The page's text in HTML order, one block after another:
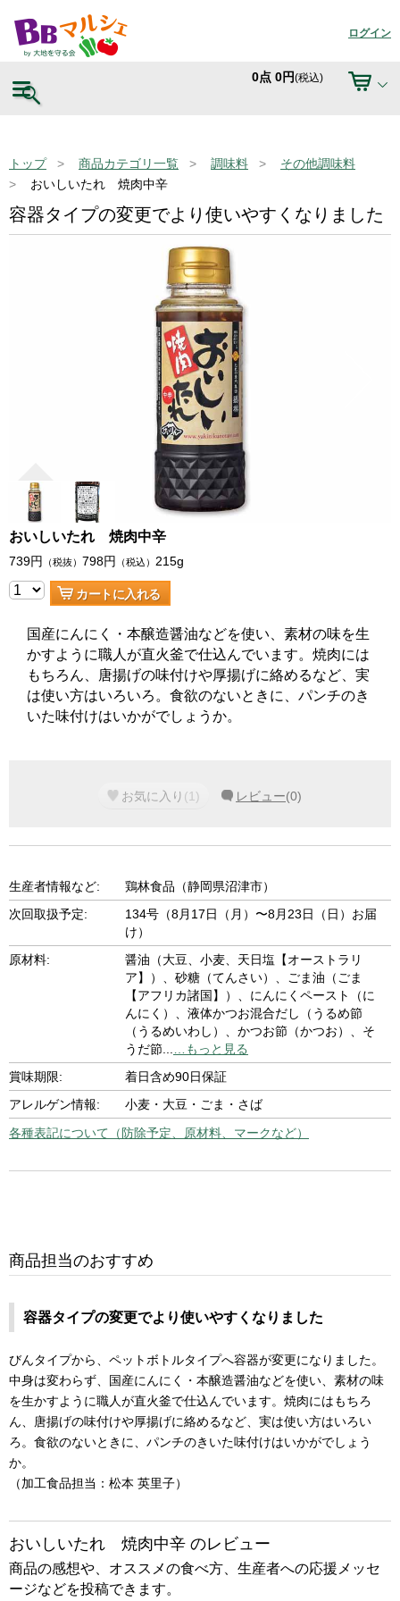
ログイン
0点 0円(税込)
トップ 商品カテゴリ一覧 調味料
その他調味料
おいしいたれ 焼肉中辛
容器タイプの変更でより使いやすくなりました
おいしいたれ 焼肉中辛
739円 （税抜） 798円 （税込） 215g
カートに入れる
国産にんにく・本醸造醤油などを使い、素材の味を生
かすように職人が直火釜で仕込んでいます。焼肉には
もちろん、唐揚げの味付けや厚揚げに絡めるなど、実
は使い方はいろいろ。食欲のないときに、パンチのき
いた味付けはいかがでしょうか。
お気に入り (1 ) レビュー(0)
生産者情報など:
鶏林食品（静岡県沼津市）
次回取扱予定:
134号（8月17日（月）〜8月23日（日）お届
け）
原材料:
醤油（大豆、小麦、天日塩【オーストラリ
ア】）、砂糖（てんさい）、ごま油（ごま
【アフリカ諸国】）、にんにくペースト（に
んにく）、液体かつお混合だし（うるめ節
（うるめいわし）、かつお節（かつお）、そ
うだ節
…もっと見る
賞味期限:
着日含め90日保証
アレルゲン情報:
小麦・大豆・ごま・さば
各種表記について（防除予定、原材料、マークなど）
商品担当のおすすめ
容器タイプの変更でより使いやすくなりました
びんタイプから、ペットボトルタイプへ容器が変更になりました。
中身は変わらず、国産にんにく・本醸造醤油などを使い、素材の味
を生かすように職人が直火釜で仕込んでいます。焼肉にはもちろ
ん、唐揚げの味付けや厚揚げに絡めるなど、実は使い方はいろい
ろ。食欲のないときに、パンチのきいた味付けはいかがでしょう
か。
（加工食品担当：松本 英里子）
おいしいたれ 焼肉中辛 のレビュー
商品の感想や、オススメの食べ方、生産者への応援メッセ
ージなどを投稿できます。